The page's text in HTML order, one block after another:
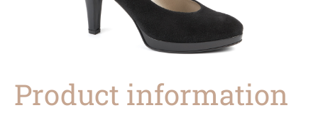
Product information